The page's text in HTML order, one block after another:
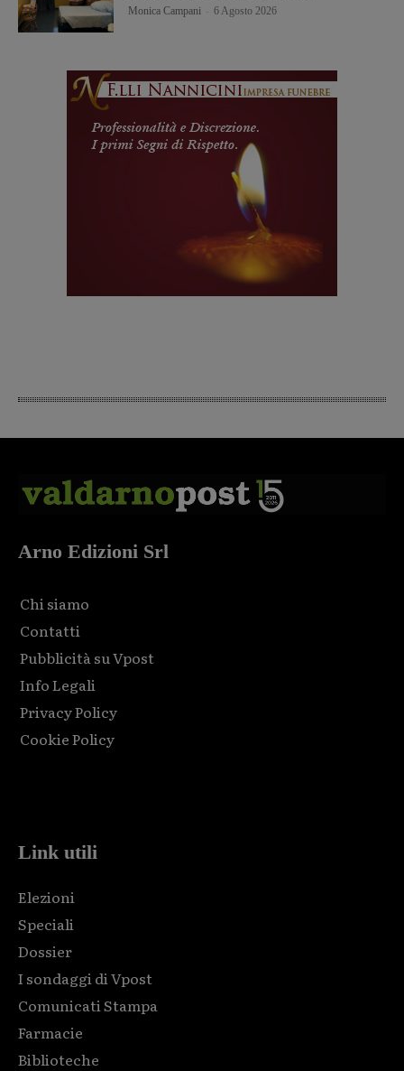
Monica Campani 6 Agosto 2026
Arno Edizioni Srl
Chi siamo
Contatti
Pubblicità su Vpost
Info Legali
Privacy Policy
Cookie Policy
Link utili
Elezioni
Speciali
Dossier
I sondaggi di Vpost
Comunicati Stampa
Farmacie
Biblioteche